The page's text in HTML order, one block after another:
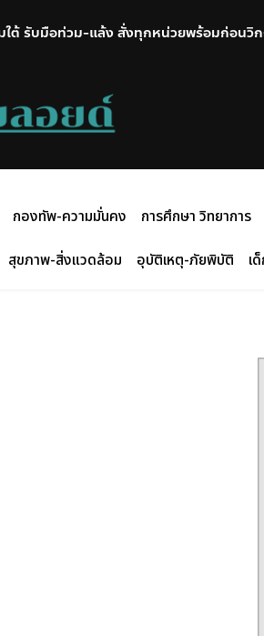
ต้ รับมือท่วม-แล้ง สั่งทุกหน่วยพร้อมก่อนวิ
กองทัพ-ความมั่นคง การศึกษา วิทยาการ
สุขภาพ-สิ่งแวดล้อม อุบัติเหตุ-ภัยพิบัติ เ